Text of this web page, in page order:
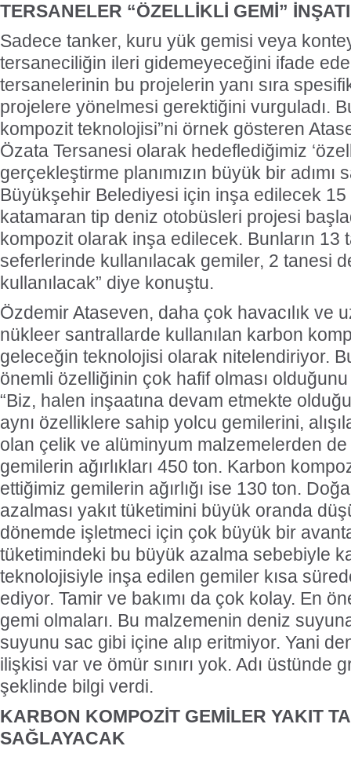
TERSANELER “ÖZELLİKLİ GEMİ”
Sadece tanker, kuru yük gemisi veya
tersaneciliğin ileri gidemeyeceğini ifade
tersanelerinin bu projelerin yanı sıra
projelere yönelmesi gerektiğini vurguladı.
kompozit teknolojisi”ni örnek gösteren
Özata Tersanesi olarak hedeflediğimiz
gerçekleştirme planımızın büyük bir adımı
Büyükşehir Belediyesi için inşa edilecek
katamaran tip deniz otobüsleri projesi
kompozit olarak inşa edilecek. Bunların 13
seferlerinde kullanılacak gemiler, 2 tanesi
kullanılacak” diye konuştu.
Özdemir Ataseven, daha çok havacılık ve
nükleer santrallarde kullanılan karbon
geleceğin teknolojisi olarak nitelendiriyor.
önemli özelliğinin çok hafif olması
“Biz, halen inşaatına devam etmekte
aynı özelliklere sahip yolcu gemilerini,
olan çelik ve alüminyum malzemelerden
gemilerin ağırlıkları 450 ton. Karbon
ettiğimiz gemilerin ağırlığı ise 130 ton.
azalması yakıt tüketimini büyük oranda
dönemde işletmeci için çok büyük bir
tüketimindeki bu büyük azalma sebebiyle
teknolojisiyle inşa edilen gemiler kısa
ediyor. Tamir ve bakımı da çok kolay. En
gemi olmaları. Bu malzemenin deniz
suyunu sac gibi içine alıp eritmiyor. Yani
ilişkisi var ve ömür sınırı yok. Adı üstünde
şeklinde bilgi verdi.
KARBON KOMPOZİT GEMİLER YAKIT
SAĞLAYACAK